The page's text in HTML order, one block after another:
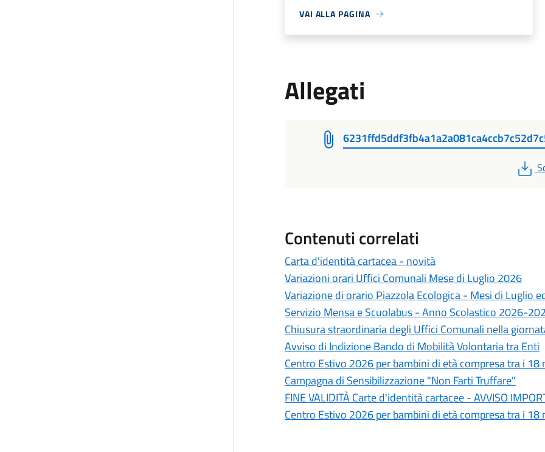
VAI ALLA PAGINA
Allegati
Contenuti correlati
Carta d'identità cartacea - novità
Variazioni orari Uffici Comunali Mese di Luglio 2026
Variazione di orario Piazzola Ecologica - Mesi di Luglio
Servizio Mensa e Scuolabus - Anno Scolastico 2026-
Chiusura straordinaria degli Uffici Comunali nella
Avviso di Indizione Bando di Mobilità Volontaria tra Enti
Centro Estivo 2026 per bambini di età compresa tra i
Campagna di Sensibilizzazione "Non Farti Truffare"
FINE VALIDITÀ Carte d'identità cartacee - AVVISO
Centro Estivo 2026 per bambini di età compresa tra i 18